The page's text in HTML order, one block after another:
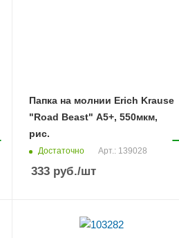
Папка на молнии Erich Krause
"Road Beast" А5+, 550мкм,
рис.
Достаточно Арт.: 139028
333руб./шт